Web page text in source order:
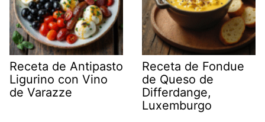
Receta de Antipasto
Ligurino con Vino
de Varazze
Receta de Fondue
de Queso de
Differdange,
Luxemburgo